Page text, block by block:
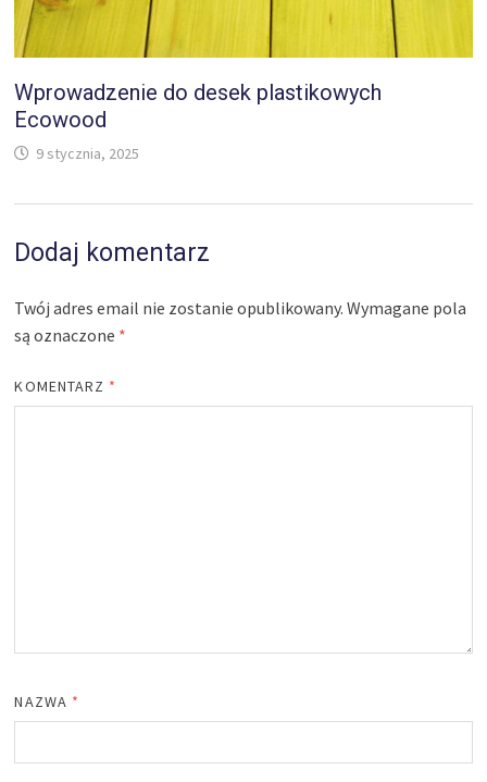
Wprowadzenie do desek plastikowych
Ecowood
9 stycznia, 2025
Dodaj komentarz
Twój adres email nie zostanie opublikowany. Wymagane pola
są oznaczone *
KOMENTARZ *
NAZWA *